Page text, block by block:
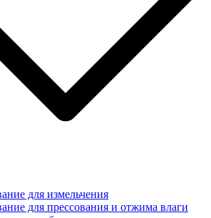
для измельчения
для прессования и отжима влаги